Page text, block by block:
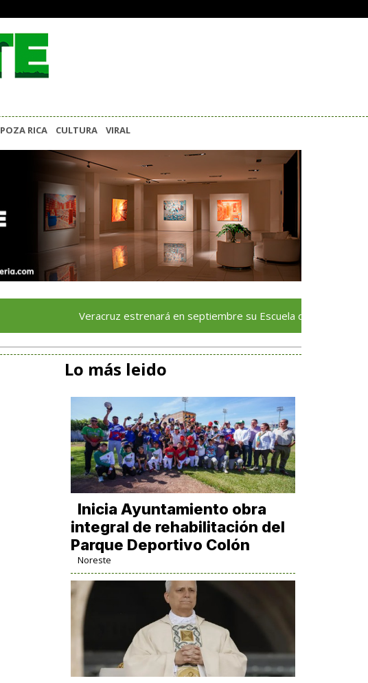
POZA RICA CULTURA VIRAL
Veracruz estrenará en septiembre su Escuela de Servicios Turísticos:
Lo más leido
Inicia Ayuntamiento obra
integral de rehabilitación del
Parque Deportivo Colón
Noreste